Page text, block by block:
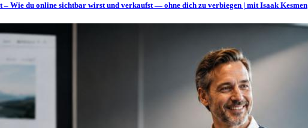
– Wie du online sichtbar wirst und verkaufst — ohne dich zu verbiegen | mit Isaak Kesmen